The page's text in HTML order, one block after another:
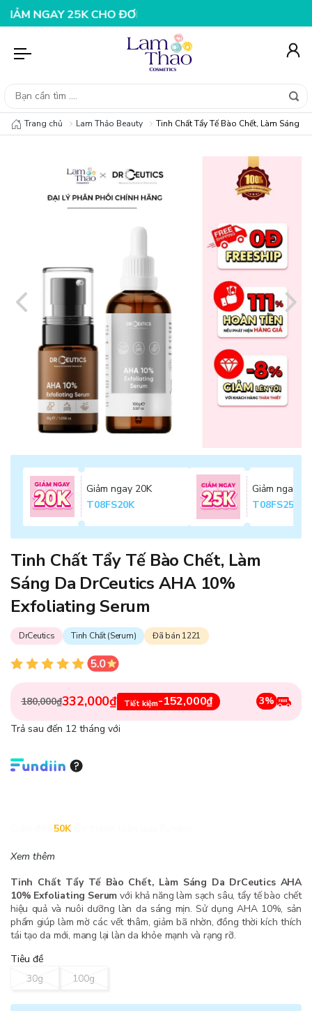
25K CHO ĐƠN HÀNG 99K
Trang chủ Lam Thảo Beauty Tinh Chất Tẩy Tế Bào Chết, Làm Sáng
Giảm ngay 20K
T08FS20K
Giảm ngay
T08FS25K
Tinh Chất Tẩy Tế Bào Chết, Làm
Sáng Da DrCeutics AHA 10%
Exfoliating Serum
DrCeutics Tinh Chất (Serum) Đã bán 1221
180,000₫332,000₫ Tiết kiệm-152,000₫ 3%
Trả sau đến 12 tháng với
50K
Xem thêm
Tinh Chất Tẩy Tế Bào Chết, Làm Sáng Da DrCeutics AHA
10% Exfoliating Serum với khả năng làm sạch sâu, tẩy tế bào chết
hiệu quả và nuôi dưỡng làn da sáng mịn. Sử dụng AHA 10%, sản
phẩm giúp làm mờ các vết thâm, giảm bã nhờn, đồng thời kích thích
tái tạo da mới, mang lại làn da khỏe mạnh và rạng rỡ.
Tiêu đề
30g
100g